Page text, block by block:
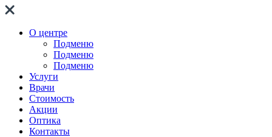
О центре
Подменю
Подменю
Подменю
Услуги
Врачи
Стоимость
Акции
Оптика
Контакты